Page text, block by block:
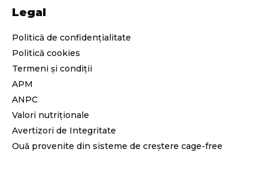
Legal
Politică de confidențialitate
Politică cookies
Termeni și condiții
APM
ANPC
Valori nutriționale
Avertizori de Integritate
Ouă provenite din sisteme de creștere cage-free